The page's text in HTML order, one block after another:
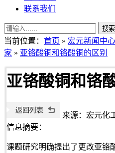
联系我们
当前位置： 首页 » 宏元新闻中心
家 » 亚铬酸铜和铬酸铜的区别
亚铬酸铜和铬
来源：宏元化
信息摘要：
课题研究明确提出了更改亚铬